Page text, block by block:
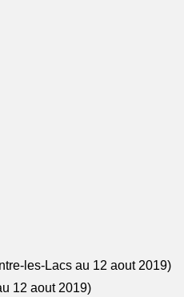
les-Lacs au 12 aout 2019)
12 aout 2019)